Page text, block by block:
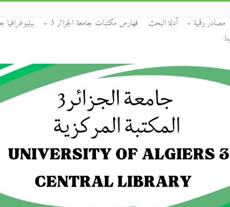
مصادر رقمية أدلة البحث فهارس مكتبات جامعة الجزائر 3
ببليوغرافيا